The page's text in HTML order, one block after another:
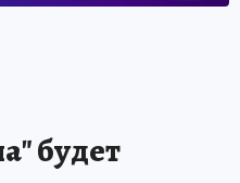
будет